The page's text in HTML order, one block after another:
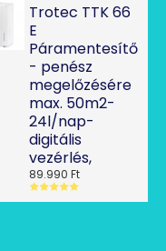
Trotec TTK 66
E
Páramentesítő
- penész
megelőzésére
max. 50m2-
24l/nap-
digitális
vezérlés,
89.990 Ft